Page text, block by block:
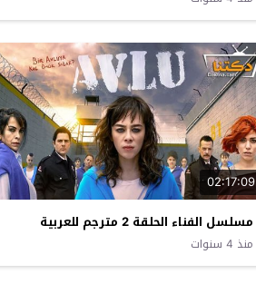
02:17:09
مسلسل الفناء الحلقة 2 مترجم للعربية
منذ 4 سنوات